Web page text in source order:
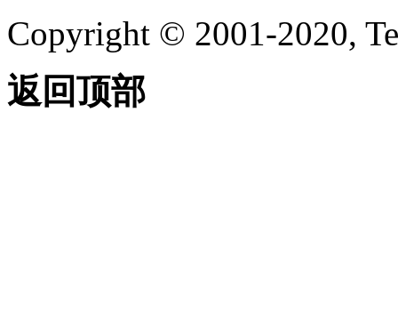
Copyright © 2001-2020,
返回顶部